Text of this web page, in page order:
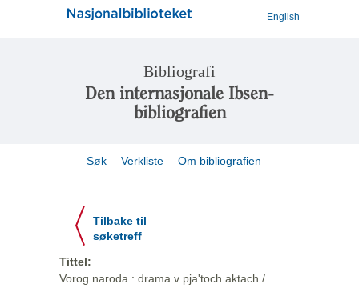
English
Bibliografi
Den internasjonale Ibsen-
bibliografien
Søk Verkliste Om bibliografien
Tilbake til
søketreff
Tittel:
Vorog naroda : drama v pja'toch aktach /